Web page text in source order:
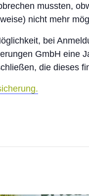
mussten,
nicht mehr
bei
GmbH eine
die dieses